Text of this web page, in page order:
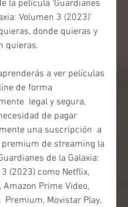
la película ‘Guardianes
Volumen 3 (2023)’
donde quieras y
quieras.
de forma
legal y segura,
de pagar
una suscripción  a
de streaming la
de la Galaxia:
(2023) como Netflix,
Amazon Prime Video,
Premium, Movistar Play,